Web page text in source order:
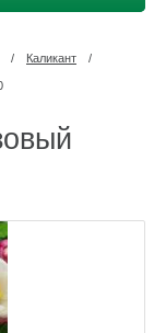
/ Каликант /